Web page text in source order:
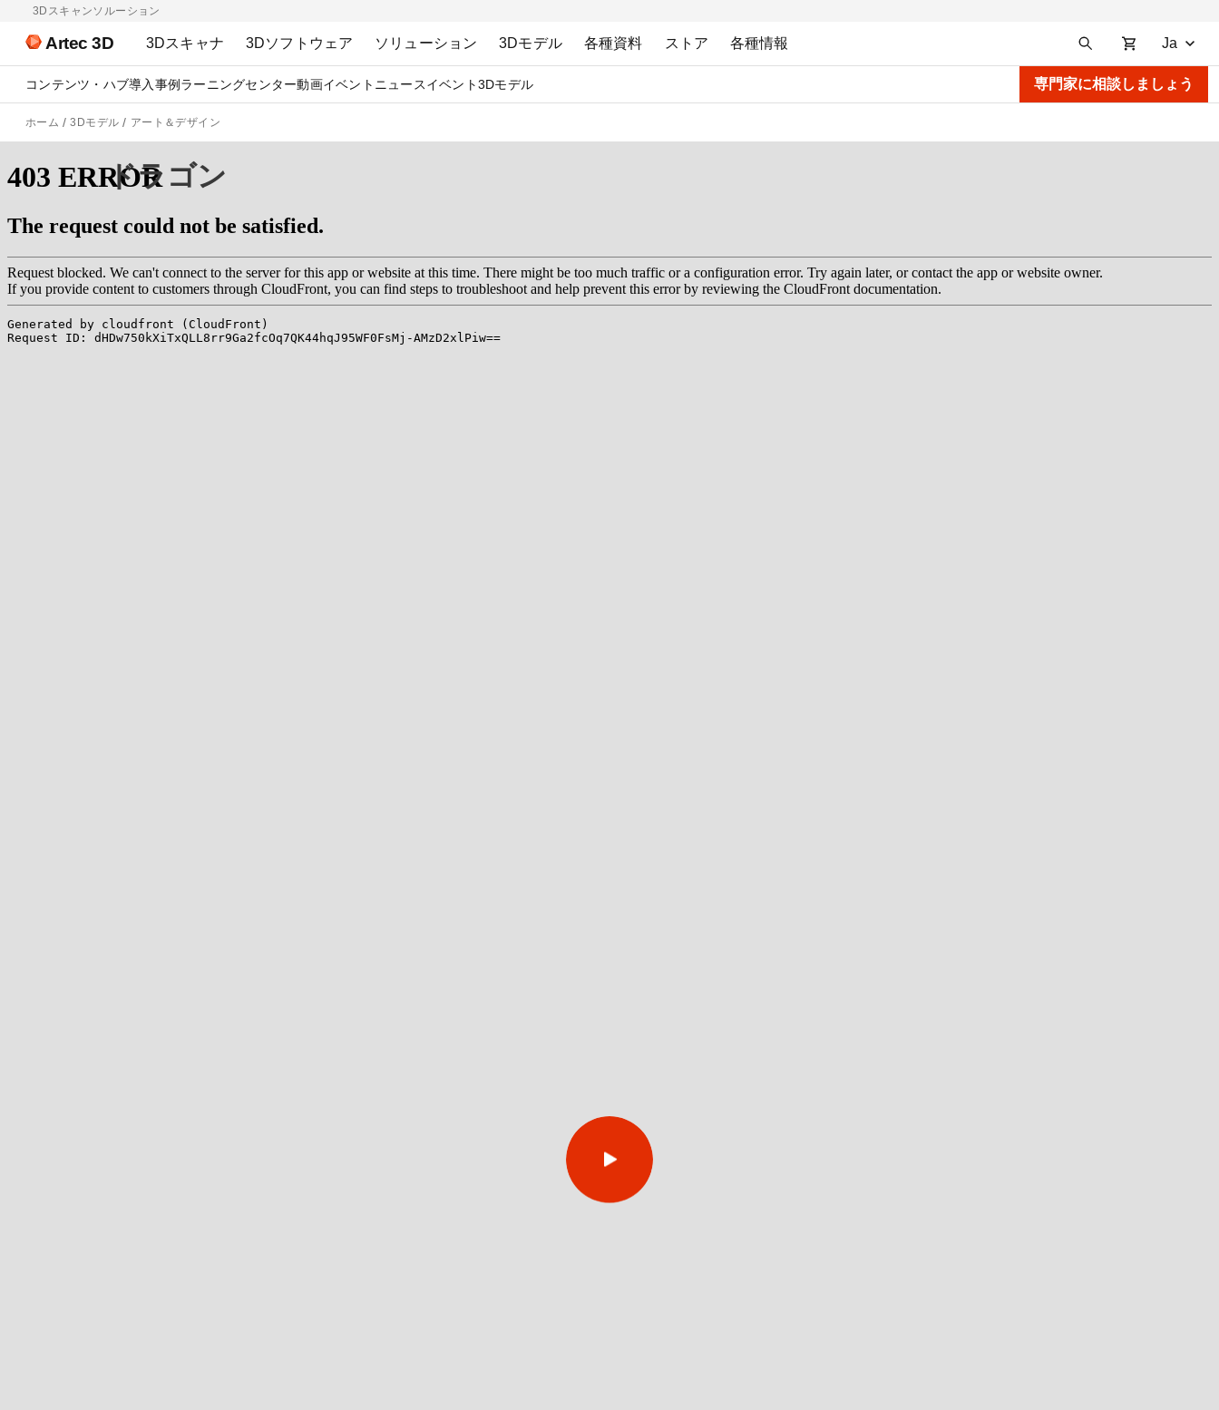
3Dスキャンソルーション
Artec 3D 3Dスキャナ 3Dソフトウェア ソリューション 3Dモデル 各種資料 ストア 各種情報 Ja
コンテンツ・ハブ導入事例 ラーニングセンター動画イベント ニュースイベント3Dモデル 専門家に相談しましょう
ホーム 3Dモデル アート＆デザイン
ドラゴン